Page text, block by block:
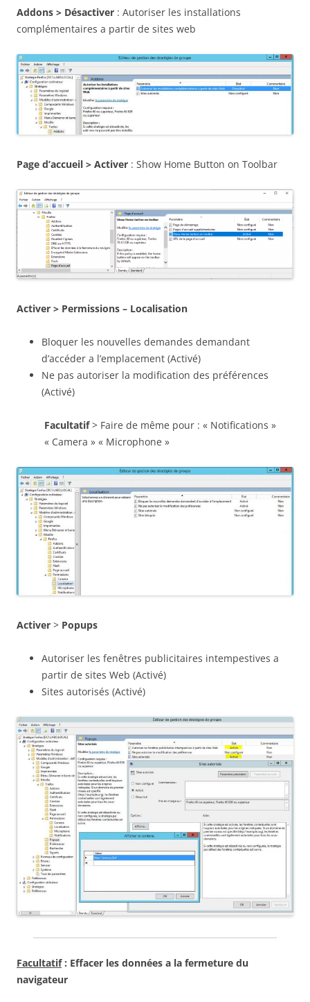
Addons > Désactiver : Autoriser les installations
complémentaires a partir de sites web
Page d’accueil > Activer : Show Home Button on Toolbar
Activer > Permissions – Localisation
Bloquer les nouvelles demandes demandant
d’accéder a l’emplacement (Activé)
Ne pas autoriser la modification des préférences
(Activé)
Facultatif> Faire de même pour : « Notifications »
« Camera » « Microphone »
Activer > Popups
Autoriser les fenêtres publicitaires intempestives a
partir de sites Web (Activé)
Sites autorisés (Activé)
Facultatif: Effacer les données a la fermeture du
navigateur